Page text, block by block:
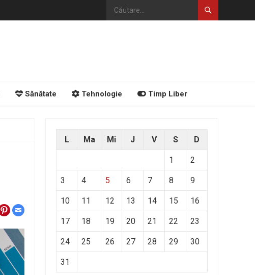
Sănătate Tehnologie Timp Liber
L Ma Mi J V S D
1 2
3 4 5 6 7 8 9
10 11 12 13 14 15 16
17 18 19 20 21 22 23
24 25 26 27 28 29 30
31